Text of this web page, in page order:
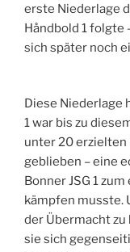
erste Niederlage
Håndbold 1 folgte
sich später noch
Diese Niederlage
1 war bis zu
unter 20 erzielten
geblieben – eine
Bonner JSG 1
kämpfen musste.
der Übermacht zu
sie sich